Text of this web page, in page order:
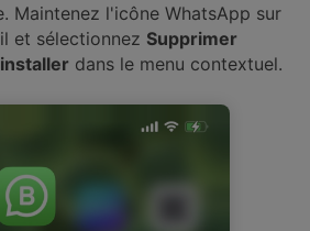
Maintenez l'icône WhatsApp sur
et sélectionnez Supprimer
dans le menu contextuel.